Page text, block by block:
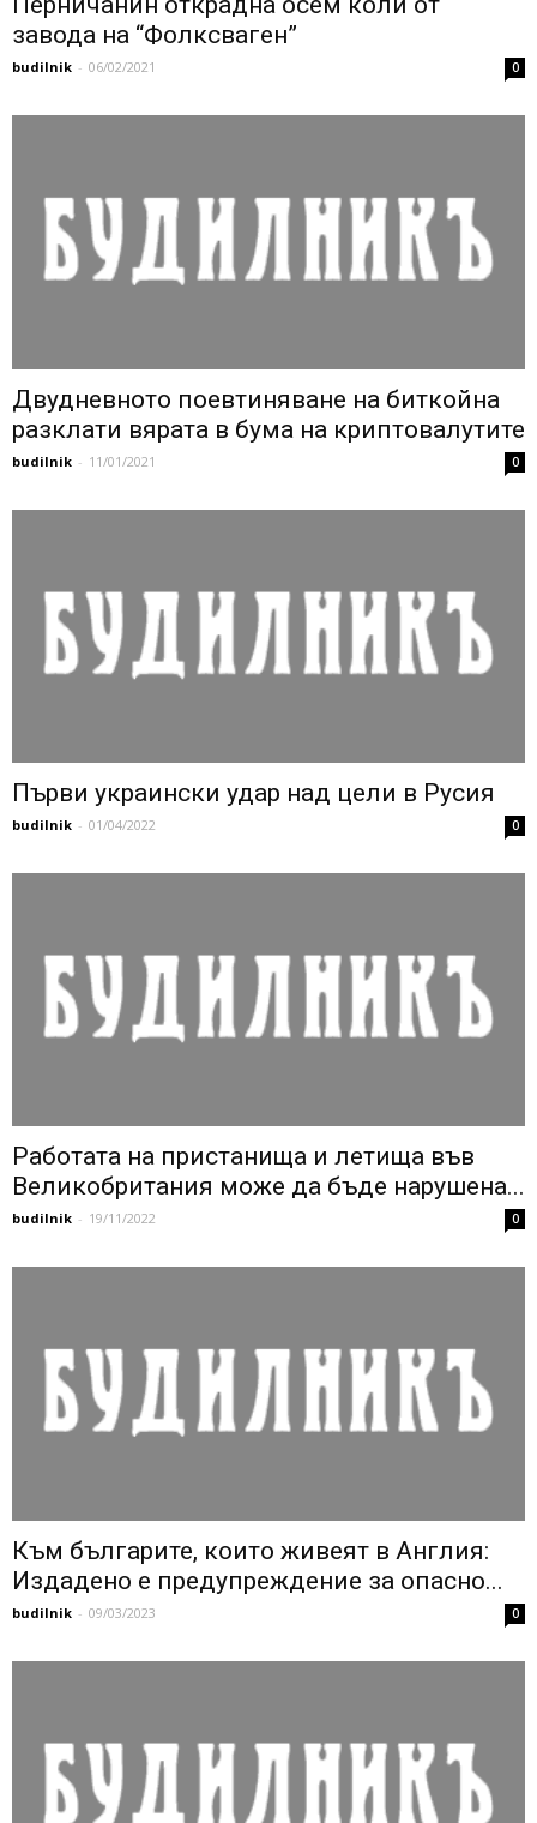
завода на “Фолксваген”
budilnik - 06/02/2021 0
Двудневното поевтиняване на биткойна
разклати вярата в бума на криптовалутите
budilnik - 11/01/2021 0
Първи украински удар над цели в Русия
budilnik - 01/04/2022 0
Работата на пристанища и летища във
Великобритания може да бъде нарушена...
budilnik - 19/11/2022 0
Към българите, които живеят в Англия:
Издадено е предупреждение за опасно...
budilnik - 09/03/2023 0